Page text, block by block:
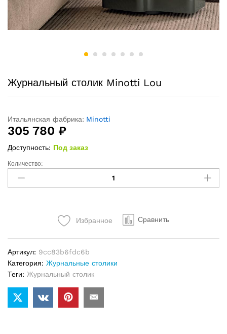
Журнальный столик Minotti Lou
Итальянская фабрика: Minotti
305 780 ₽
Доступность: Под заказ
Журнальный
столик
Minotti
Количество:
Избранное Сравнить
Артикул: 9cc83b6fdc6b
Категория: Журнальные столики
Теги: Журнальный столик